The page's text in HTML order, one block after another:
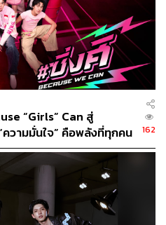
“Girls” Can สู่
ความมั่นใจ” คือพลังที่ทุกคน
162